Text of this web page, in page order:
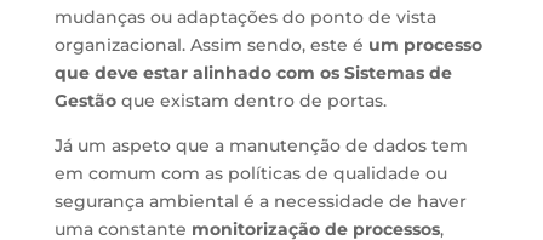
mudanças ou adaptações do ponto de vista
organizacional. Assim sendo, este é um processo
que deve estar alinhado com os Sistemas de
Gestão que existam dentro de portas.
Já um aspeto que a manutenção de dados tem
em comum com as políticas de qualidade ou
segurança ambiental é a necessidade de haver
uma constante monitorização de processos,